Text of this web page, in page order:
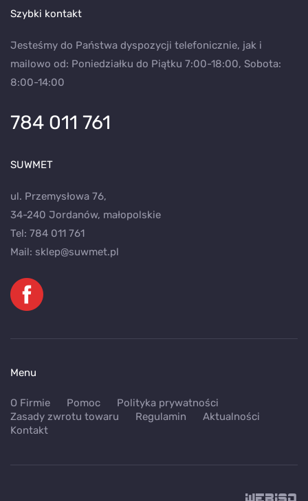
Szybki kontakt
Jesteśmy do Państwa dyspozycji telefonicznie, jak i
mailowo od: Poniedziałku do Piątku 7:00-18:00, Sobota:
8:00-14:00
784 011 761
SUWMET
ul. Przemysłowa 76,
34-240 Jordanów, małopolskie
Tel: 784 011 761
Mail: sklep@suwmet.pl
Menu
O Firmie Pomoc
Polityka prywatności
Zasady zwrotu towaru
Regulamin
Aktualności
Kontakt